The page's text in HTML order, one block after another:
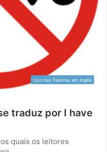
Uso das Palavras em Inglês
traduz por I have
quais os leitores